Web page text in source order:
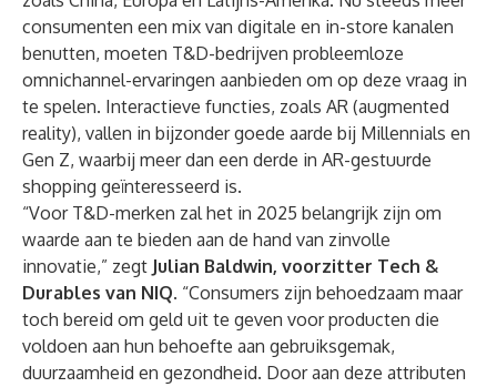
consumenten een mix van digitale en in-store kanalen
benutten, moeten T&D-bedrijven probleemloze
omnichannel-ervaringen aanbieden om op deze vraag in
te spelen. Interactieve functies, zoals AR (augmented
reality), vallen in bijzonder goede aarde bij Millennials en
Gen Z, waarbij meer dan een derde in AR-gestuurde
shopping geïnteresseerd is.
“Voor T&D-merken zal het in 2025 belangrijk zijn om
waarde aan te bieden aan de hand van zinvolle
innovatie,” zegt Julian Baldwin, voorzitter Tech &
Durables van NIQ. “Consumers zijn behoedzaam maar
toch bereid om geld uit te geven voor producten die
voldoen aan hun behoefte aan gebruiksgemak,
duurzaamheid en gezondheid. Door aan deze attributen